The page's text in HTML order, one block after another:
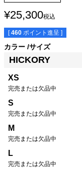
S
M
69.0cm54.5cm
XL
74.0cm60.5cm
USM
USL
76.5cm66.5cm
¥25,300税込
[ 460 ポイント進呈 ]
カラー サイズ
HICKORY
XS
完売または欠品中
S
完売または欠品中
M
完売または欠品中
L
完売または欠品中